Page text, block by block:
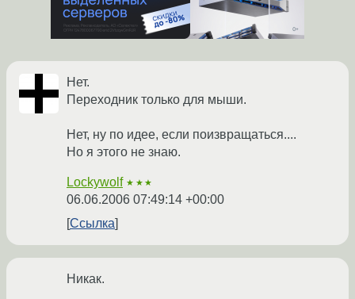
Нет.
Переходник только для мыши.
Нет, ну по идее, если поизвращаться....
Но я этого не знаю.
Lockywolf ★★★
06.06.2006 07:49:14 +00:00
Ссылка
Никак.